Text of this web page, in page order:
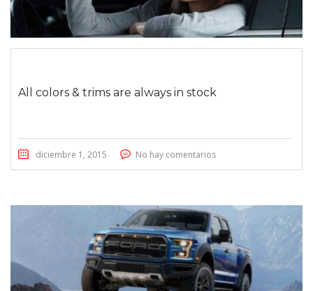
All colors & trims are always in stock
diciembre 1, 2015 No hay comentarios